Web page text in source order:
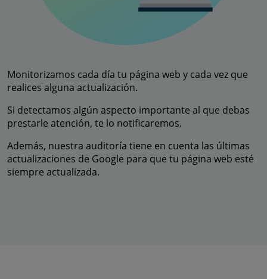
Monitorizamos cada día tu página web y cada vez que
realices alguna actualización.
Si detectamos algún aspecto importante al que debas
prestarle atención, te lo notificaremos.
Además, nuestra auditoría tiene en cuenta las últimas
actualizaciones de Google para que tu página web esté
siempre actualizada.